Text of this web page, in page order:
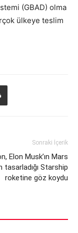
(GBAD) olma
ülkeye teslim
Sonraki İçerik
Elon Musk’ın Mars
tasarladığı Starship
roketine göz koydu